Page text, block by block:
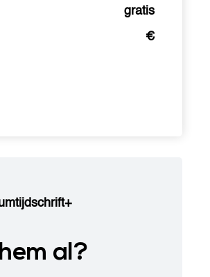
gratis
€
al?